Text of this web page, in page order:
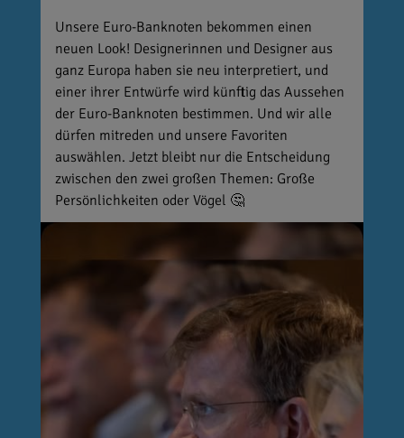
Unsere Euro-Banknoten bekommen einen
neuen Look! Designerinnen und Designer aus
ganz Europa haben sie neu interpretiert, und
einer ihrer Entwürfe wird künftig das Aussehen
der Euro-Banknoten bestimmen. Und wir alle
dürfen mitreden und unsere Favoriten
auswählen. Jetzt bleibt nur die Entscheidung
zwischen den zwei großen Themen: Große
Persönlichkeiten oder Vögel 🤔